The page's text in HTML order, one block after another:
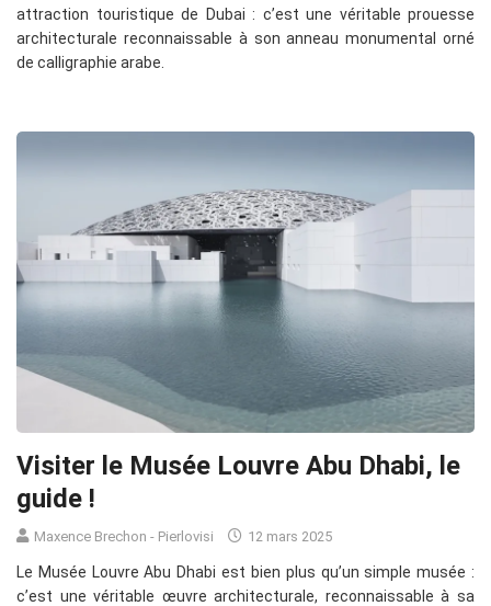
attraction touristique de Dubai : c’est une véritable prouesse
architecturale reconnaissable à son anneau monumental orné
de calligraphie arabe.
Visiter le Musée Louvre Abu Dhabi, le
guide !
Maxence Brechon - Pierlovisi 12 mars 2025
Le Musée Louvre Abu Dhabi est bien plus qu’un simple musée :
c’est une véritable œuvre architecturale, reconnaissable à sa